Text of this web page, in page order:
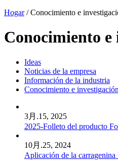
Hogar/Conocimiento e
Conocimiento e
Ideas
Noticias de la empresa
Información de la industria
Conocimiento e investigación
3月.15, 2025
2025-Folleto del producto
10月.25, 2024
Aplicación de la